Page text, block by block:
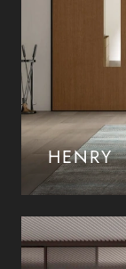
HENRY